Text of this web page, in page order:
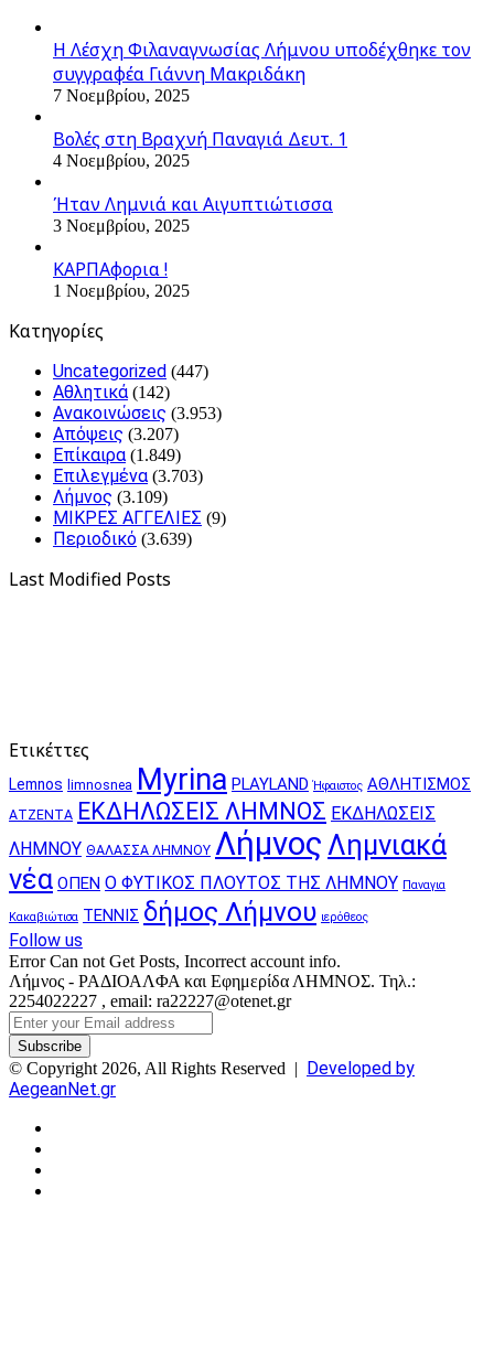
Η Λέσχη Φιλαναγνωσίας Λήμνου υποδέχθηκε τον
συγγραφέα Γιάννη Μακριδάκη
7 Νοεμβρίου, 2025
Βολές στη Βραχνή Παναγιά Δευτ. 1
4 Νοεμβρίου, 2025
Ήταν Λημνιά και Αιγυπτιώτισσα
3 Νοεμβρίου, 2025
ΚΑΡΠΑφορια !
1 Νοεμβρίου, 2025
Kατηγορίες
Uncategorized (447)
Αθλητικά (142)
Ανακοινώσεις (3.953)
Απόψεις (3.207)
Επίκαιρα (1.849)
Επιλεγμένα (3.703)
Λήμνος (3.109)
ΜΙΚΡΕΣ ΑΓΓΕΛΙΕΣ (9)
Περιοδικό (3.639)
Last Modified Posts
Ετικέττες
Lemnos limnosnea Myrina PLAYLAND Ήφαιστος ΑΘΛΗΤΙΣΜΟΣ
ΑΤΖΕΝΤΑ ΕΚΔΗΛΩΣΕΙΣ ΛΗΜΝΟΣ ΕΚΔΗΛΩΣΕΙΣ
ΛΗΜΝΟΥ ΘΑΛΑΣΣΑ ΛΗΜΝΟΥ Λήμνος Λημνιακά
νέα ΟΠΕΝ Ο ΦΥΤΙΚΟΣ ΠΛΟΥΤΟΣ ΤΗΣ ΛΗΜΝΟΥ Παναγια
Κακαβιώτισα ΤΕΝΝΙΣ δήμος Λήμνου ιερόθεος
Follow us
Error Can not Get Posts, Incorrect account info.
Λήμνος - ΡΑΔΙΟΑΛΦΑ και Εφημερίδα ΛΗΜΝΟΣ. Τηλ.:
2254022227 , email: ra22227@otenet.gr
Enter
your
Email
address
© Copyright 2026, All Rights Reserved | Developed by
AegeanNet.gr